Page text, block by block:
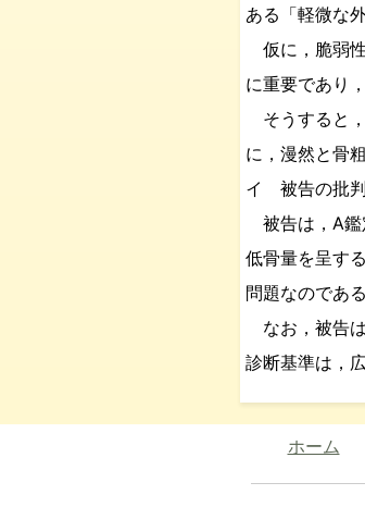
ある「軽微な
仮に，脆弱
に重要であり
そうすると
に，漫然と骨
イ 被告の批
被告は，A鑑
低骨量を呈す
問題なのであ
なお，被告
診断基準は，
ホーム